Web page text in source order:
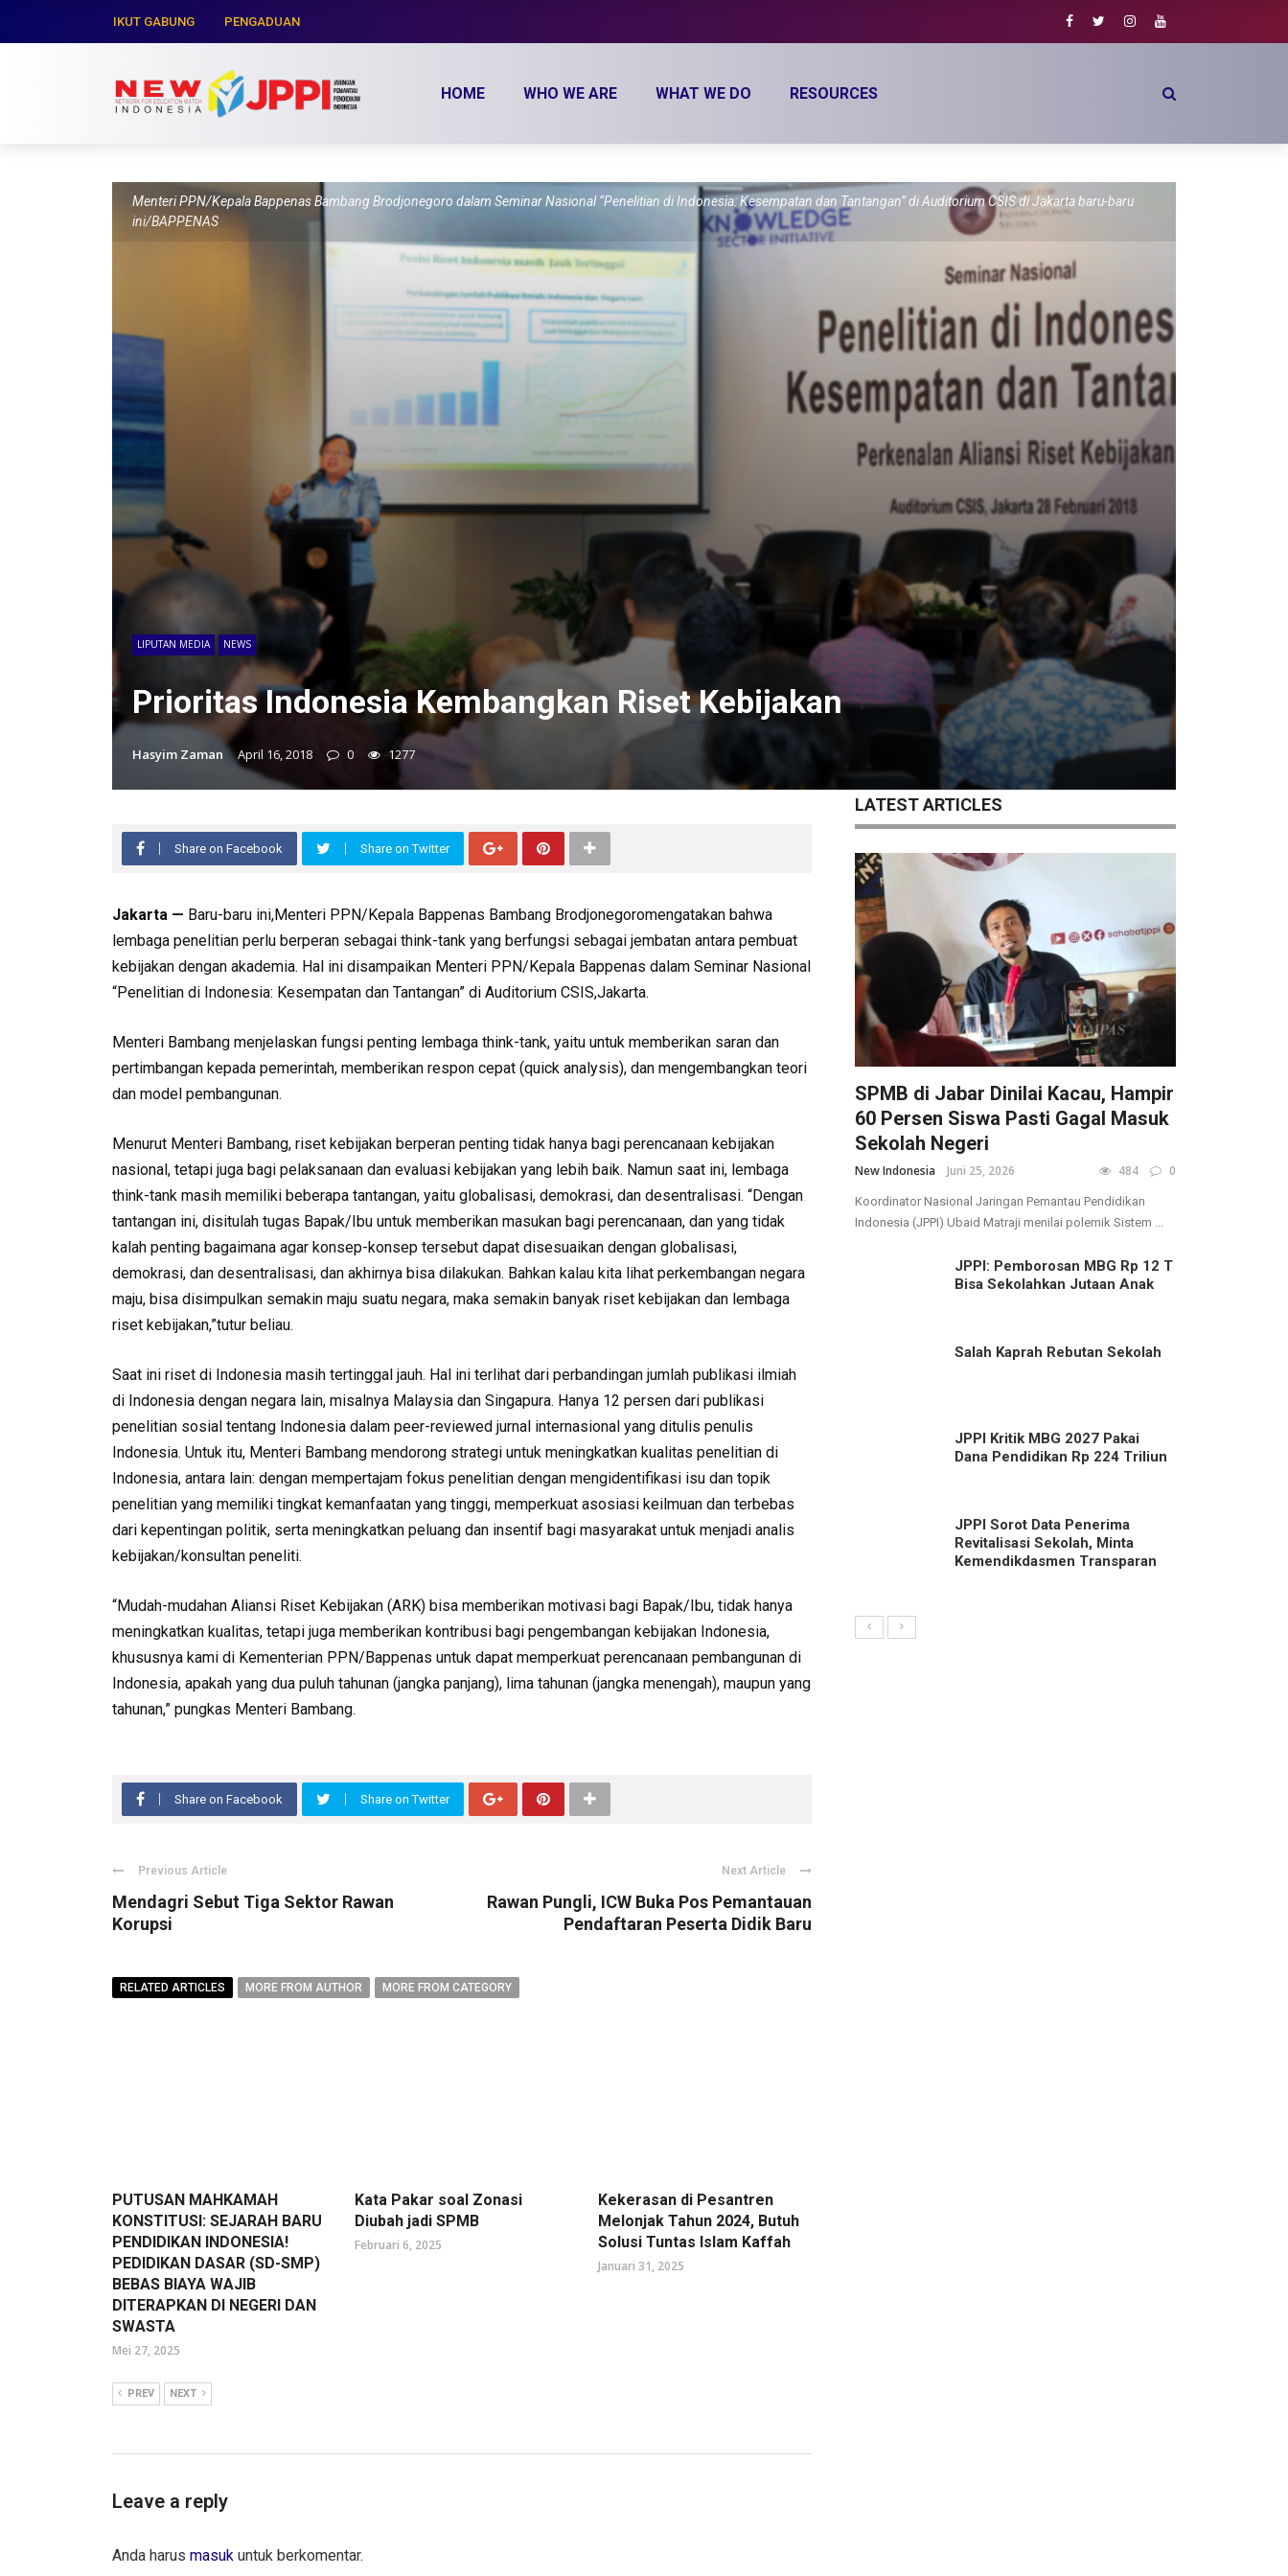
IKUT GABUNG PENGADUAN
HOME WHO WE ARE WHAT WE DO RESOURCES
Menteri PPN/Kepala Bappenas Bambang Brodjonegoro dalam Seminar Nasional “Penelitian di Indonesia: Kesempatan dan Tantangan” di Auditorium CSIS di Jakarta baru-baru
ini/BAPPENAS
LIPUTAN MEDIA NEWS
Prioritas Indonesia Kembangkan Riset Kebijakan
Hasyim Zaman April 16, 2018 0 1277
Share on Facebook Share on Twitter
Jakarta — Baru-baru ini,Menteri PPN/Kepala Bappenas Bambang Brodjonegoromengatakan bahwa
lembaga penelitian perlu berperan sebagai think-tank yang berfungsi sebagai jembatan antara pembuat
kebijakan dengan akademia. Hal ini disampaikan Menteri PPN/Kepala Bappenas dalam Seminar Nasional
“Penelitian di Indonesia: Kesempatan dan Tantangan” di Auditorium CSIS,Jakarta.
Menteri Bambang menjelaskan fungsi penting lembaga think-tank, yaitu untuk memberikan saran dan
pertimbangan kepada pemerintah, memberikan respon cepat (quick analysis), dan mengembangkan teori
dan model pembangunan.
Menurut Menteri Bambang, riset kebijakan berperan penting tidak hanya bagi perencanaan kebijakan
nasional, tetapi juga bagi pelaksanaan dan evaluasi kebijakan yang lebih baik. Namun saat ini, lembaga
think-tank masih memiliki beberapa tantangan, yaitu globalisasi, demokrasi, dan desentralisasi. “Dengan
tantangan ini, disitulah tugas Bapak/Ibu untuk memberikan masukan bagi perencanaan, dan yang tidak
kalah penting bagaimana agar konsep-konsep tersebut dapat disesuaikan dengan globalisasi,
demokrasi, dan desentralisasi, dan akhirnya bisa dilakukan. Bahkan kalau kita lihat perkembangan negara
maju, bisa disimpulkan semakin maju suatu negara, maka semakin banyak riset kebijakan dan lembaga
riset kebijakan,”tutur beliau.
Saat ini riset di Indonesia masih tertinggal jauh. Hal ini terlihat dari perbandingan jumlah publikasi ilmiah
di Indonesia dengan negara lain, misalnya Malaysia dan Singapura. Hanya 12 persen dari publikasi
penelitian sosial tentang Indonesia dalam peer-reviewed jurnal internasional yang ditulis penulis
Indonesia. Untuk itu, Menteri Bambang mendorong strategi untuk meningkatkan kualitas penelitian di
Indonesia, antara lain: dengan mempertajam fokus penelitian dengan mengidentifikasi isu dan topik
penelitian yang memiliki tingkat kemanfaatan yang tinggi, memperkuat asosiasi keilmuan dan terbebas
dari kepentingan politik, serta meningkatkan peluang dan insentif bagi masyarakat untuk menjadi analis
kebijakan/konsultan peneliti.
“Mudah-mudahan Aliansi Riset Kebijakan (ARK) bisa memberikan motivasi bagi Bapak/Ibu, tidak hanya
meningkatkan kualitas, tetapi juga memberikan kontribusi bagi pengembangan kebijakan Indonesia,
khususnya kami di Kementerian PPN/Bappenas untuk dapat memperkuat perencanaan pembangunan di
Indonesia, apakah yang dua puluh tahunan (jangka panjang), lima tahunan (jangka menengah), maupun yang
tahunan,” pungkas Menteri Bambang.
Share on Facebook Share on Twitter
Previous Article
Mendagri Sebut Tiga Sektor Rawan
Korupsi
Next Article
Rawan Pungli, ICW Buka Pos Pemantauan
Pendaftaran Peserta Didik Baru
RELATED ARTICLES MORE FROM AUTHOR MORE FROM CATEGORY
PUTUSAN MAHKAMAH
KONSTITUSI: SEJARAH BARU
PENDIDIKAN INDONESIA!
PEDIDIKAN DASAR (SD-SMP)
BEBAS BIAYA WAJIB
DITERAPKAN DI NEGERI DAN
SWASTA
Mei 27, 2025
Kata Pakar soal Zonasi
Diubah jadi SPMB
Februari 6, 2025
Kekerasan di Pesantren
Melonjak Tahun 2024, Butuh
Solusi Tuntas Islam Kaffah
Januari 31, 2025
PREV NEXT
Leave a reply
Anda harus masuk untuk berkomentar.
LATEST ARTICLES
SPMB di Jabar Dinilai Kacau, Hampir
60 Persen Siswa Pasti Gagal Masuk
Sekolah Negeri
New Indonesia Juni 25, 2026 484 0
Koordinator Nasional Jaringan Pemantau Pendidikan
Indonesia (JPPI) Ubaid Matraji menilai polemik Sistem ...
JPPI: Pemborosan MBG Rp 12 T
Bisa Sekolahkan Jutaan Anak
Salah Kaprah Rebutan Sekolah
JPPI Kritik MBG 2027 Pakai
Dana Pendidikan Rp 224 Triliun
JPPI Sorot Data Penerima
Revitalisasi Sekolah, Minta
Kemendikdasmen Transparan